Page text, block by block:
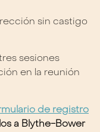
sin castigo
sesiones
en la reunión
de registro
a Blythe-Bower